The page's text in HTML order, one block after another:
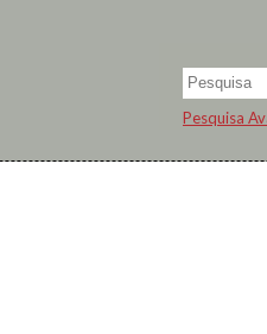
Pesquisa